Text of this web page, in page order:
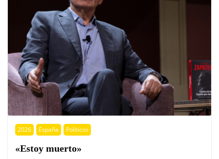
2026 España Políticos
«Estoy muerto»